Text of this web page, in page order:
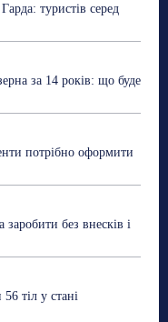
туристів серед
за 14 років: що буде
потрібно оформити
без внесків і
тіл у стані